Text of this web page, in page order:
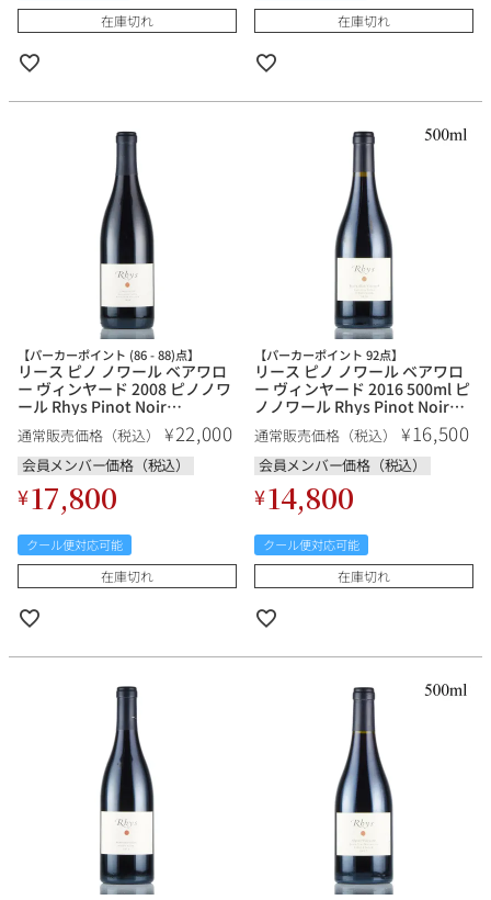
在庫切れ 在庫切れ
【パーカーポイント (86 - 88)点】
リース ピノ ノワール ベアワロ
ー ヴィンヤード 2008 ピノノワ
ール Rhys Pinot Noir
Bearwallow Vineyard アメリ
カ カリフォルニア 赤ワイン
通常販売価格（税込） ¥22,000
会員メンバー価格（税込）
¥17,800
クール便対応可能
在庫切れ
【パーカーポイント 92点】
リース ピノ ノワール ベアワロ
ー ヴィンヤード 2016 500ml ピ
ノノワール Rhys Pinot Noir
Bearwallow Vineyard アメリ
カ カリフォルニア 赤ワイン
通常販売価格（税込） ¥16,500
会員メンバー価格（税込）
¥14,800
クール便対応可能
在庫切れ